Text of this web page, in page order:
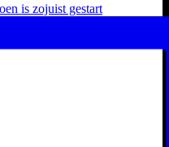
is zojuist gestart